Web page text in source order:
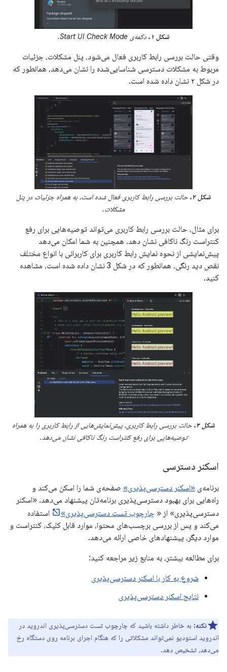
شکل ۱. دکمه‌ی Start UI Check Mode.
وقتی حالت بررسی رابط کاربری فعال می‌شود، پنل مشکلات، جزئیات
مربوط به مشکلات دسترسی شناسایی‌شده را نشان می‌دهد، همانطور که
در شکل ۲ نشان داده شده است.
شکل ۲.
حالت بررسی رابط کاربری فعال شده است، به همراه جزئیات در پنل
مشکلات.
برای مثال، حالت بررسی رابط کاربری می‌تواند توصیه‌هایی برای رفع
کنتراست رنگ ناکافی نشان دهد. همچنین به شما امکان می‌دهد
پیش‌نمایشی از نحوه نمایش رابط کاربری برای کاربرانی با انواع مختلف
نقص دید رنگی، همانطور که در شکل 3 نشان داده شده است، مشاهده
کنید.
شکل ۳.
حالت بررسی رابط کاربری، پیش‌نمایش‌هایی از رابط کاربری را به همراه
توصیه‌هایی برای رفع کنتراست رنگ ناکافی نشان می‌دهد.
اسکنر دسترسی
برنامه‌ی «اسکنر دسترسی‌پذیری» صفحه‌ی شما را اسکن می‌کند و
راه‌هایی برای بهبود دسترسی‌پذیری برنامه‌تان پیشنهاد می‌دهد. «اسکنر
دسترسی‌پذیری» از « چارچوب تست دسترسی‌پذیری»
استفاده
می‌کند و پس از بررسی برچسب‌های محتوا، موارد قابل کلیک، کنتراست و
موارد دیگر، پیشنهادهای خاصی ارائه می‌دهد.
برای مطالعه بیشتر، به منابع زیر مراجعه کنید:
شروع به کار با اسکنر دسترسی‌پذیری
نتایج اسکنر دسترسی‌پذیری
نکته: به خاطر داشته باشید که چارچوب تست دسترسی‌پذیری اندروید در
اندروید استودیو نمی‌تواند مشکلاتی را که هنگام اجرای برنامه روی دستگاه رخ
می‌دهد، تشخیص دهد.